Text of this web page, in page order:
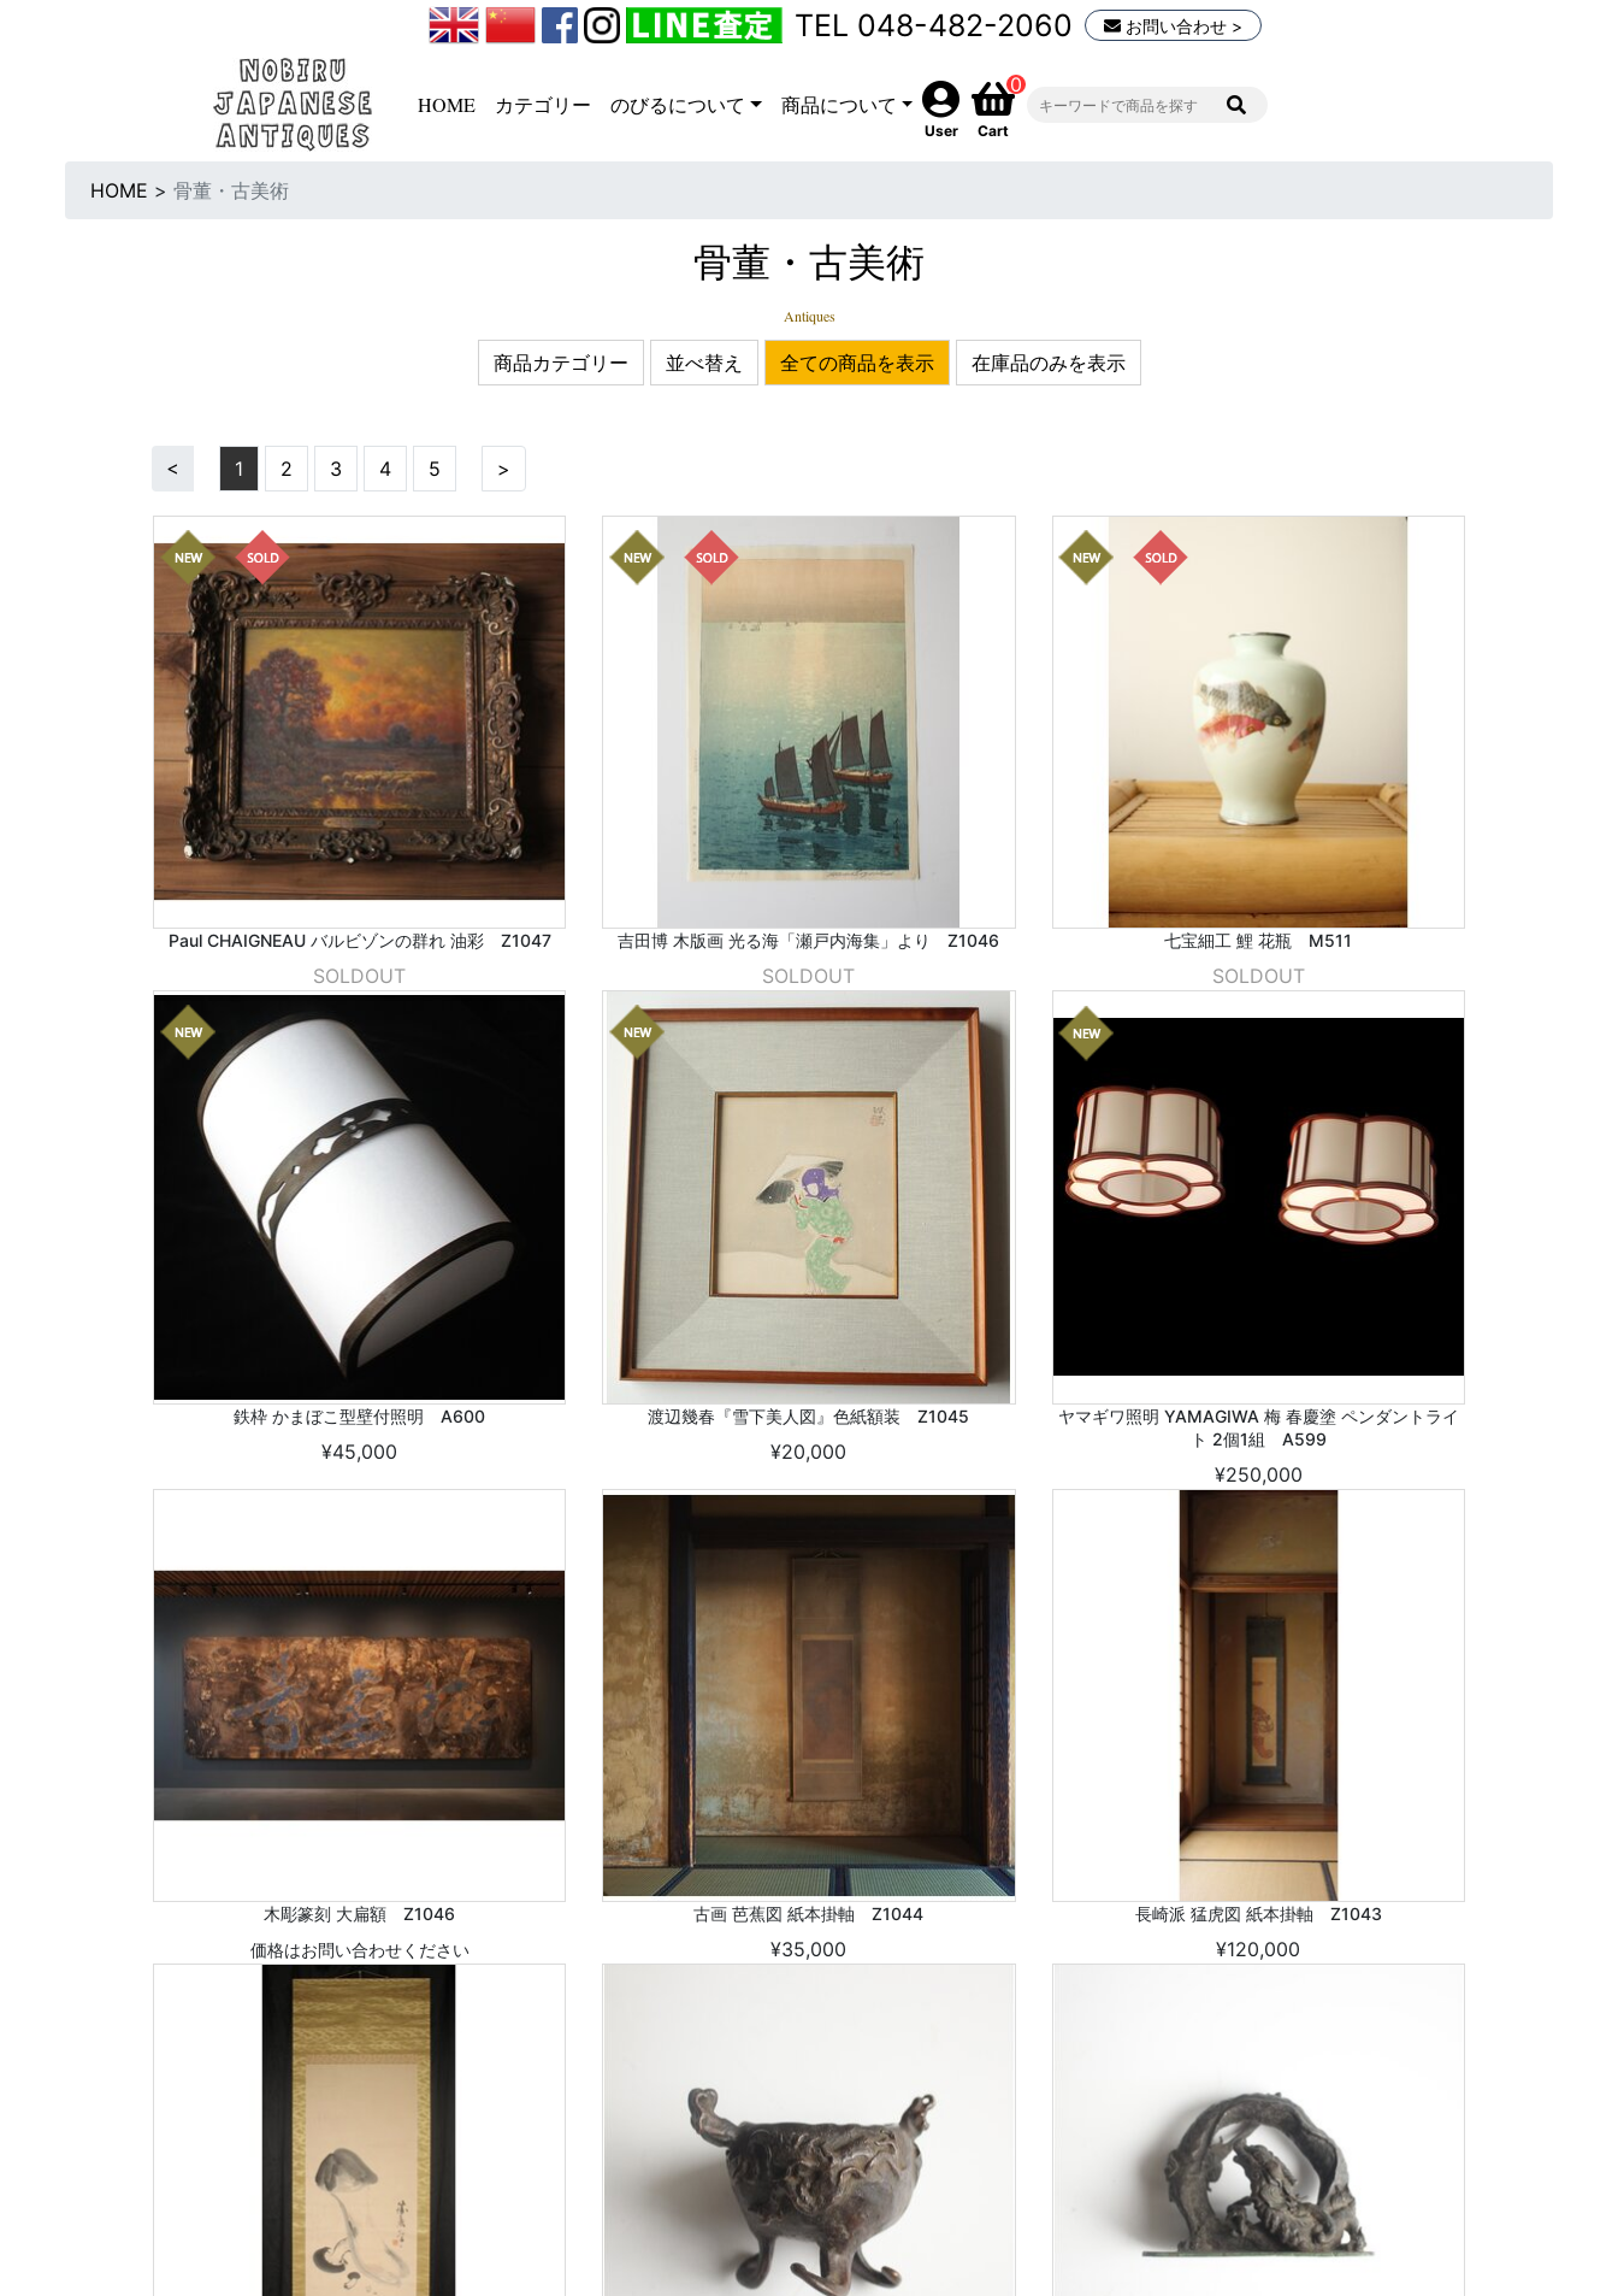
TEL 048-482-2060 お問い合わせ >
HOME カテゴリー のびるについて 商品について
User
0
Cart
HOME > 骨董・古美術
骨董・古美術
Antiques
商品カテゴリー 並べ替え 全ての商品を表示 在庫品のみを表示
< 1 2 3 4 5 >
Paul CHAIGNEAU バルビゾンの群れ 油彩 Z1047
SOLDOUT
吉田博 木版画 光る海「瀬戸内海集」より Z1046
SOLDOUT
七宝細工 鯉 花瓶 M511
SOLDOUT
鉄枠 かまぼこ型壁付照明 A600
¥45,000
渡辺幾春『雪下美人図』色紙額装 Z1045
¥20,000
ヤマギワ照明 YAMAGIWA 梅 春慶塗 ペンダントライ
ト 2個1組 A599
¥250,000
木彫篆刻 大扁額 Z1046
価格はお問い合わせください
古画 芭蕉図 紙本掛軸 Z1044
¥35,000
長崎派 猛虎図 紙本掛軸 Z1043
¥120,000